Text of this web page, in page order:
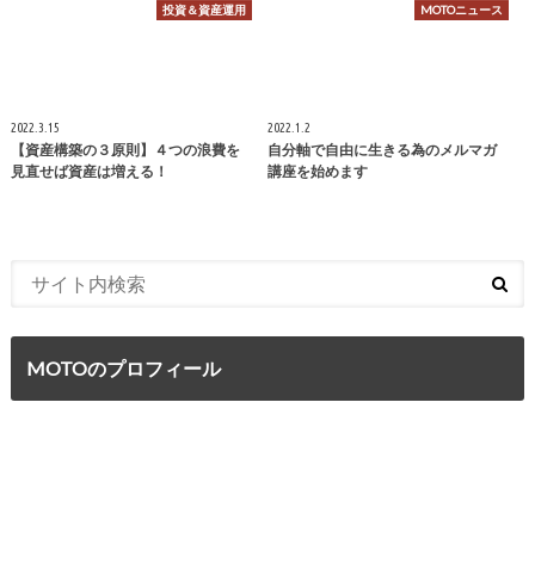
投資＆資産運用
2022.3.15
【資産構築の３原則】４つの浪費を
見直せば資産は増える！
MOTOニュース
2022.1.2
自分軸で自由に生きる為のメルマガ
講座を始めます
MOTOのプロフィール